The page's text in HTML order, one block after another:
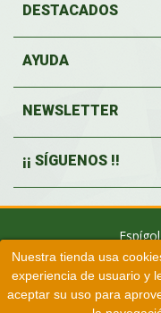
Nuestra tienda usa
experiencia de usuario y
aceptar su uso para
DESTACADOS
AYUDA
NEWSLETTER
¡¡ SÍGUENOS !!